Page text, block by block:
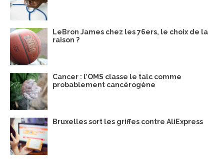
LeBron James chez les 76ers, le choix de la
raison ?
Cancer : l’OMS classe le talc comme
probablement cancérogène
Bruxelles sort les griffes contre AliExpress